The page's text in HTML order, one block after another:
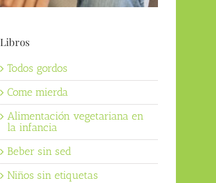
Libros
Todos gordos
Come mierda
Alimentación vegetariana en
la infancia
Beber sin sed
Niños sin etiquetas